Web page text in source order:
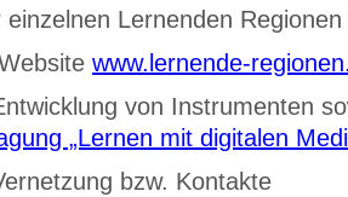
Lernenden
www.lernende-
von Instrumenten
„Lernen mit digitalen
bzw. Kontakte